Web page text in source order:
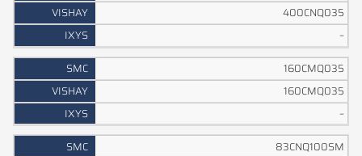
400CNQ035
–
160CMQ035
160CMQ035
–
83CNQ100SM